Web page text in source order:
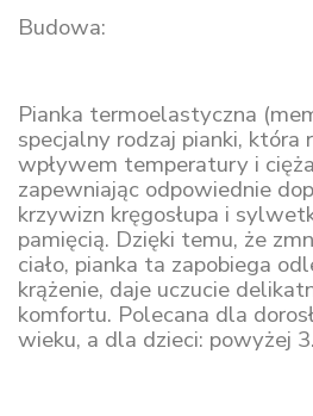
Budowa:
Pianka termoelastyczna
specjalny rodzaj pianki, która
wpływem temperatury i
zapewniając odpowiednie
krzywizn kręgosłupa i
pamięcią. Dzięki temu, że
ciało, pianka ta zapobiega
krążenie, daje uczucie
komfortu. Polecana dla
wieku, a dla dzieci: powyżej